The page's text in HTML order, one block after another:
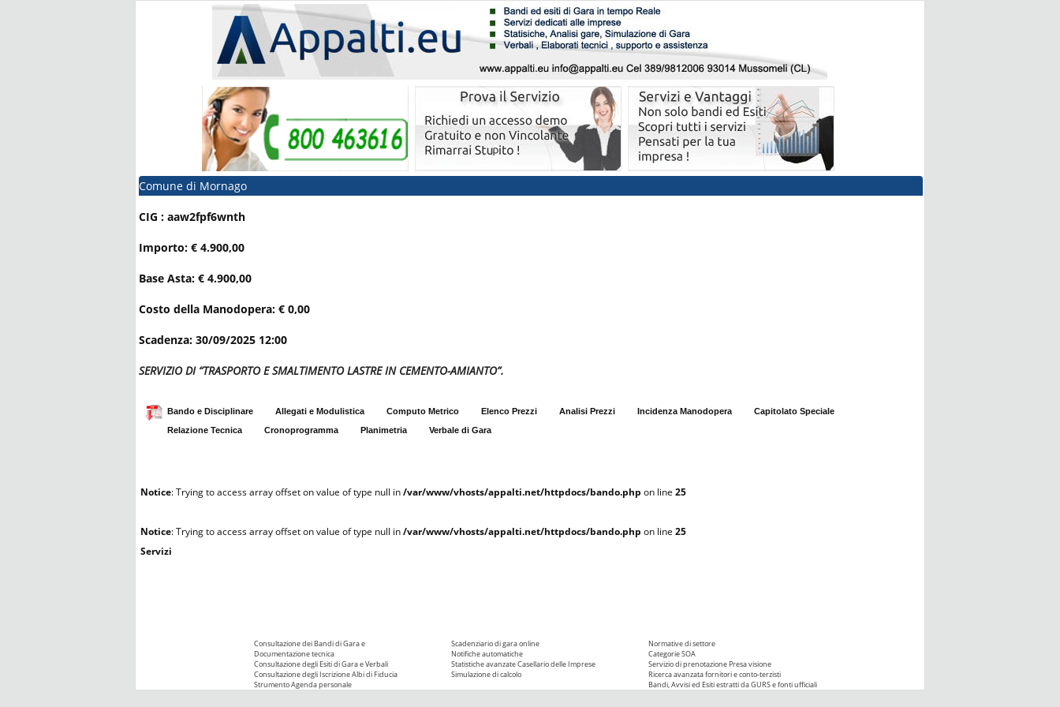
Comune di Mornago
CIG : aaw2fpf6wnth
Importo: € 4.900,00
Base Asta: € 4.900,00
Costo della Manodopera: € 0,00
Scadenza: 30/09/2025 12:00
SERVIZIO DI “TRASPORTO E SMALTIMENTO LASTRE IN CEMENTO-AMIANTO”.
Bando e Disciplinare Allegati e Modulistica Computo Metrico Elenco Prezzi Analisi Prezzi Incidenza Manodopera
Capitolato Speciale
Relazione Tecnica
Cronoprogramma Planimetria Verbale di Gara
Notice: Trying to access array offset on value of type null in/var/www/vhosts/appalti.net/httpdocs/bando.php on line 25
Notice: Trying to access array offset on value of type null in/var/www/vhosts/appalti.net/httpdocs/bando.php on line 25
Servizi
Consultazione dei Bandi di Gara e
Documentazione tecnica
Consultazione degli Esiti di Gara e Verbali
Consultazione degli Iscrizione Albi di Fiducia
Strumento Agenda personale
Scadenziario di gara online
Notifiche automatiche
Statistiche avanzateCasellario delle Imprese
Simulazione di calcolo
Normative di settore
Categorie SOA
Servizio di prenotazione Presa visione
Ricerca avanzata fornitori e conto-terzisti
Bandi, Avvisi ed Esiti estratti da GURS e fonti ufficiali